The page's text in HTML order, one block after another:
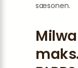
sæsonen.